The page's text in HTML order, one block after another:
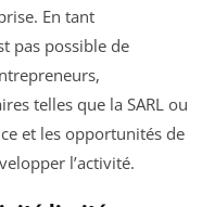
En tant
pas possible de
telles que la SARL ou
et les opportunités de
l’activité.